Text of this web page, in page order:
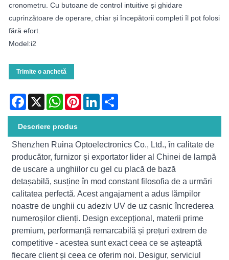
cronometru. Cu butoane de control intuitive și ghidare
cuprinzătoare de operare, chiar și începătorii completi îl pot folosi
fără efort.
Model:i2
Trimite o anchetă
Facebook
X WhatsAppPinterestLinkedIn
Descriere produs
Shenzhen Ruina Optoelectronics Co., Ltd., în calitate de
producător, furnizor și exportator lider al Chinei de lampă
de uscare a unghiilor cu gel cu placă de bază
detașabilă, susține în mod constant filosofia de a urmări
calitatea perfectă. Acest angajament a adus lămpilor
noastre de unghii cu adeziv UV de uz casnic încrederea
numeroșilor clienți. Design excepțional, materii prime
premium, performanță remarcabilă și prețuri extrem de
competitive - acestea sunt exact ceea ce se așteaptă
fiecare client și ceea ce oferim noi. Desigur, serviciul